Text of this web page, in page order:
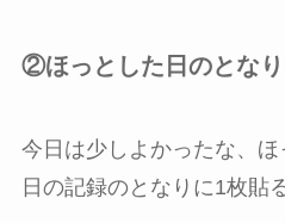
②ほっとした日のとなり
今日は少しよかったな、
日の記録のとなりに1枚貼る